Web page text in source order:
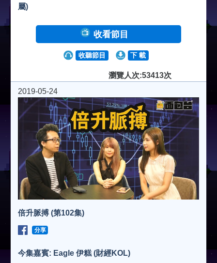
屬)
收看節目
收聽節目 下 載
瀏覽人次:53413次
2019-05-24
倍升脈搏 (第102集)
分享
今集嘉賓: Eagle 伊糕 (財經KOL)